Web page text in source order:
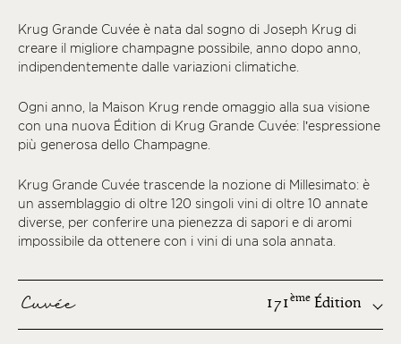
Krug Grande Cuvée è nata dal sogno di Joseph Krug di
creare il migliore champagne possibile, anno dopo anno,
indipendentemente dalle variazioni climatiche.
Ogni anno, la Maison Krug rende omaggio alla sua visione
con una nuova Édition di Krug Grande Cuvée: l’espressione
più generosa dello Champagne.
Krug Grande Cuvée trascende la nozione di Millesimato: è
un assemblaggio di oltre 120 singoli vini di oltre 10 annate
diverse, per conferire una pienezza di sapori e di aromi
impossibile da ottenere con i vini di una sola annata.
Cuvée 171ème Édition